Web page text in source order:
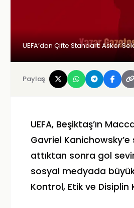
UEFA’dan Çifte Standart: Asker
Paylaş
UEFA, Beşiktaş’ın
Gavriel
attıktan sonra gol
sosyal medyada
Kontrol, Etik ve